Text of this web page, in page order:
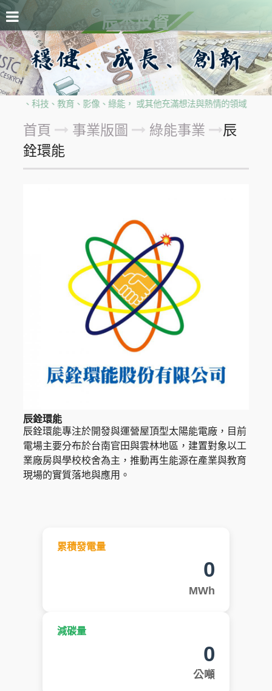
關於辰杰 事業版圖 每日辰訊
融、科技、教育、影像、綠能， 或其他充滿想法與熱情的領域， 歡
首頁 事業版圖 綠能事業
辰
銓環能
辰銓環能
辰銓環能專注於開發與運營屋頂型太陽能電廠，目前
電場主要分布於台南官田與雲林地區，建置對象以工
業廠房與學校校舍為主，推動再生能源在產業與教育
現場的實質落地與應用。
累積發電量
0
MWh
減碳量
0
公噸